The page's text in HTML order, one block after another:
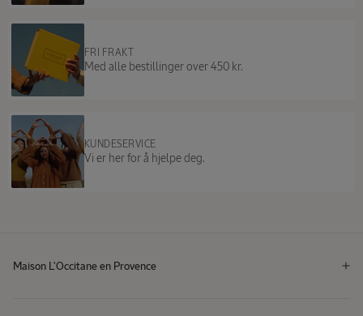
FRI FRAKT
Med alle bestillinger over 450 kr.
KUNDESERVICE
Vi er her for å hjelpe deg.
Maison L'Occitane en Provence